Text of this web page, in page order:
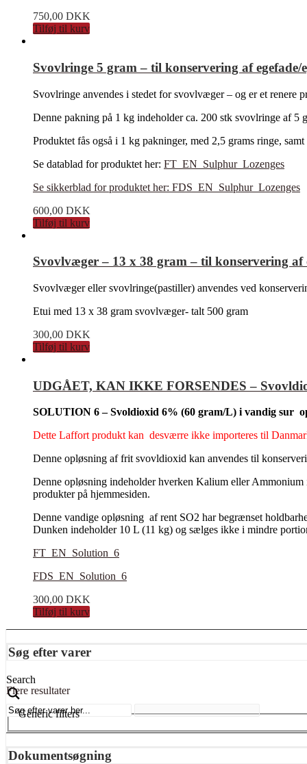
750,00 DKK
Tilføj til kurv
Svovlringe 5 gram – til konservering af
Svovlringe anvendes i stedet for svovlvæger – og er et renere
Denne pakning på 1 kg indeholder ca. 200 stk svovlringe af 5
Produktet fås også i 1 kg pakninger, med 2,5 grams ringe,
Se datablad for produktet her: FT_EN_Sulphur_Lozenges
Se sikkerblad for produktet her: FDS_EN_Sulphur_Lozenges
600,00 DKK
Tilføj til kurv
Svovlvæger – 13 x 38 gram – til konservering
Svovlvæger eller svovlringe(pastiller) anvendes ved
Etui med 13 x 38 gram svovlvæger- talt 500 gram
300,00 DKK
Tilføj til kurv
UDGÅET, KAN IKKE FORSENDES –
SOLUTION 6 – Svoldioxid 6% (60 gram/L) i vandig sur
Dette Laffort produkt kan desværre ikke importeres til
Denne opløsning af frit svovldioxid kan anvendes til
Denne opløsning indeholder hverken Kalium eller
produkter på hjemmesiden.
Denne vandige opløsning af rent SO2 har begrænset
Dunken indeholder 10 L (11 kg) og sælges ikke i mindre
FT_EN_Solution_6
FDS_EN_Solution_6
300,00 DKK
Tilføj til kurv
Søg efter varer
Search
Flere resultater
Generic filters
Dokumentsøgning